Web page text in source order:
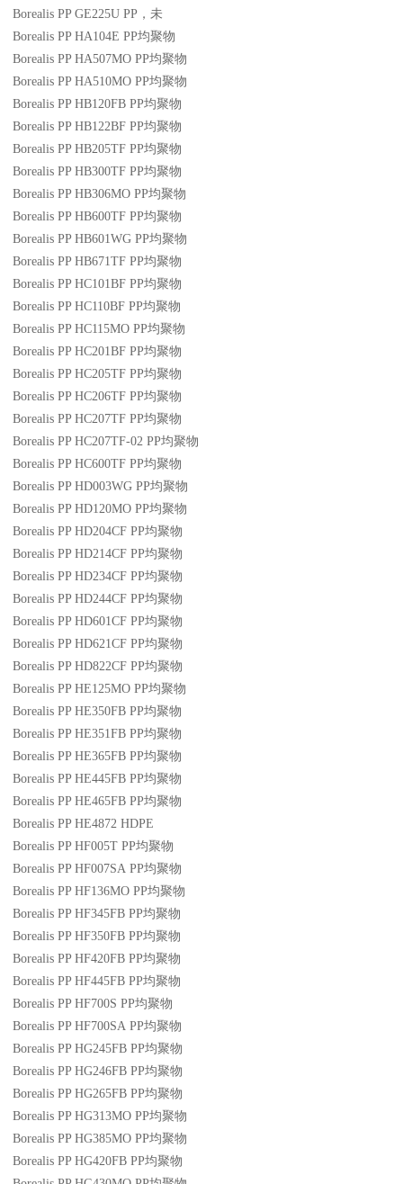
Borealis PP GE225U PP ，未
Borealis PP HA104E PP均聚物
Borealis PP HA507MO PP均聚物
Borealis PP HA510MO PP均聚物
Borealis PP HB120FB PP均聚物
Borealis PP HB122BF PP均聚物
Borealis PP HB205TF PP均聚物
Borealis PP HB300TF PP均聚物
Borealis PP HB306MO PP均聚物
Borealis PP HB600TF PP均聚物
Borealis PP HB601WG PP均聚物
Borealis PP HB671TF PP均聚物
Borealis PP HC101BF PP均聚物
Borealis PP HC110BF PP均聚物
Borealis PP HC115MO PP均聚物
Borealis PP HC201BF PP均聚物
Borealis PP HC205TF PP均聚物
Borealis PP HC206TF PP均聚物
Borealis PP HC207TF PP均聚物
Borealis PP HC207TF-02 PP均聚物
Borealis PP HC600TF PP均聚物
Borealis PP HD003WG PP均聚物
Borealis PP HD120MO PP均聚物
Borealis PP HD204CF PP均聚物
Borealis PP HD214CF PP均聚物
Borealis PP HD234CF PP均聚物
Borealis PP HD244CF PP均聚物
Borealis PP HD601CF PP均聚物
Borealis PP HD621CF PP均聚物
Borealis PP HD822CF PP均聚物
Borealis PP HE125MO PP均聚物
Borealis PP HE350FB PP均聚物
Borealis PP HE351FB PP均聚物
Borealis PP HE365FB PP均聚物
Borealis PP HE445FB PP均聚物
Borealis PP HE465FB PP均聚物
Borealis PP HE4872 HDPE
Borealis PP HF005T PP均聚物
Borealis PP HF007SA PP均聚物
Borealis PP HF136MO PP均聚物
Borealis PP HF345FB PP均聚物
Borealis PP HF350FB PP均聚物
Borealis PP HF420FB PP均聚物
Borealis PP HF445FB PP均聚物
Borealis PP HF700S PP均聚物
Borealis PP HF700SA PP均聚物
Borealis PP HG245FB PP均聚物
Borealis PP HG246FB PP均聚物
Borealis PP HG265FB PP均聚物
Borealis PP HG313MO PP均聚物
Borealis PP HG385MO PP均聚物
Borealis PP HG420FB PP均聚物